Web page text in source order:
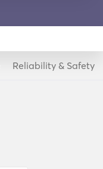
Reliability & Safety